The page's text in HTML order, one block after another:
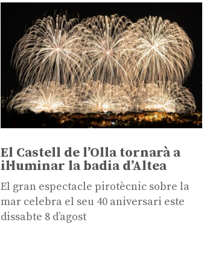
El Castell de l’Olla tornarà a
il·luminar la badia d’Altea
El gran espectacle pirotècnic sobre la
mar celebra el seu 40 aniversari este
dissabte 8 d’agost